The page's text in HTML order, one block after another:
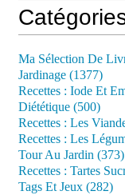
Ma Sélection De
Jardinage (1377)
Recettes : Iode Et
Diététique (500)
Recettes : Les
Recettes : Les
Tour Au Jardin (373)
Recettes : Tartes
Tags Et Jeux (282)